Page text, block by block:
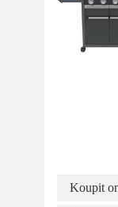
Koupit